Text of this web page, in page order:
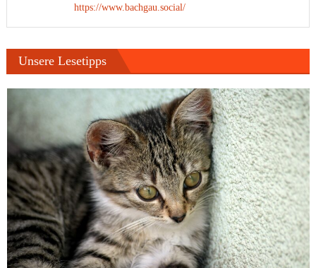
https://www.bachgau.social/
Unsere Lesetipps